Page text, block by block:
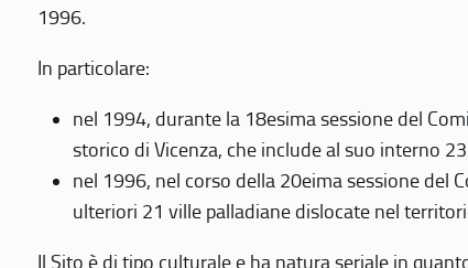
1996.
In particolare:
nel 1994, durante la 18esima sessione del
storico di Vicenza, che include al suo interno
nel 1996, nel corso della 20eima sessione del
ulteriori 21 ville palladiane dislocate nel
Il Sito è di tipo culturale e ha natura seriale in